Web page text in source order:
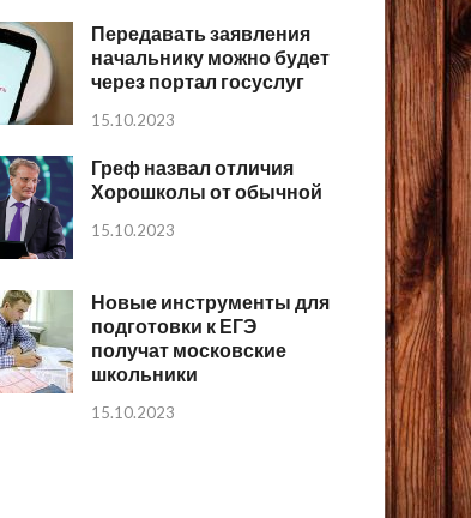
Передавать заявления
начальнику можно будет
через портал госуслуг
15.10.2023
Греф назвал отличия
Хорошколы от обычной
15.10.2023
Новые инструменты для
подготовки к ЕГЭ
получат московские
школьники
15.10.2023